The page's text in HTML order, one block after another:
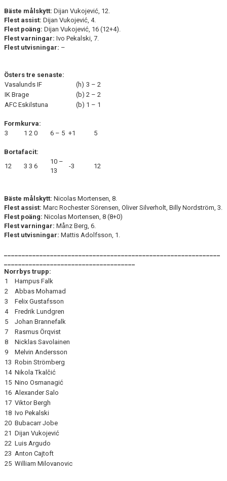
Bäste målskytt: Dijan Vukojević, 12.
Flest assist: Dijan Vukojević, 4.
Flest poäng: Dijan Vukojević, 16 (12+4).
Flest varningar: Ivo Pekalski, 7.
Flest utvisningar: –
Östers tre senaste:
Vasalunds IF
(h) 3 – 2
IK Brage
(b) 2 – 2
AFC Eskilstuna
(b) 1 – 1
Formkurva:
3
1 2 0 6 – 5 +1 5
Bortafacit:
12
3 3 6
10 –
13
-3 12
Bäste målskytt: Nicolas Mortensen, 8.
Flest assist: Marc Rochester Sörensen, Oliver Silverholt, Billy Nordström, 3.
Flest poäng: Nicolas Mortensen, 8 (8+0)
Flest varningar: Månz Berg, 6.
Flest utvisningar: Mattis Adolfsson, 1.
_____________________________________________________________
_____________________________________
Norrbys trupp:
1
Hampus Falk
2
Abbas Mohamad
3
Felix Gustafsson
4
Fredrik Lundgren
5
Johan Brannefalk
7
Rasmus Örqvist
8
Nicklas Savolainen
9
Melvin Andersson
13 Robin Strömberg
14 Nikola Tkalčić
15 Nino Osmanagić
16 Alexander Salo
17 Viktor Bergh
18 Ivo Pekalski
20 Bubacarr Jobe
21 Dijan Vukojević
22 Luis Argudo
23 Anton Cajtoft
25 William Milovanovic